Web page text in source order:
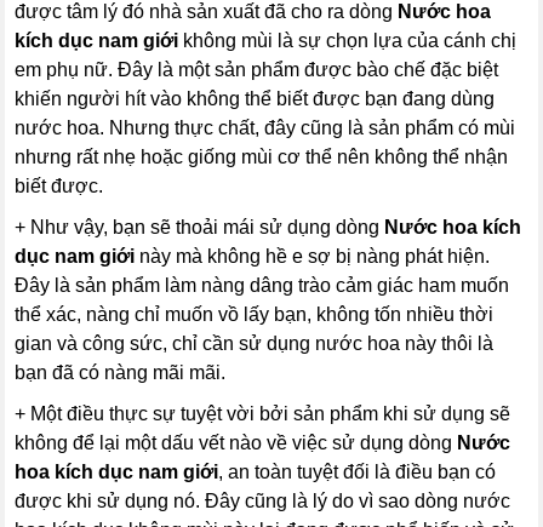
được tâm lý đó nhà sản xuất đã cho ra dòng Nước hoa
kích dục nam giới không mùi là sự chọn lựa của cánh chị
em phụ nữ. Đây là một sản phẩm được bào chế đặc biệt
khiến người hít vào không thể biết được bạn đang dùng
nước hoa. Nhưng thực chất, đây cũng là sản phẩm có mùi
nhưng rất nhẹ hoặc giống mùi cơ thể nên không thể nhận
biết được.
+ Như vậy, bạn sẽ thoải mái sử dụng dòng Nước hoa kích
dục nam giới này mà không hề e sợ bị nàng phát hiện.
Đây là sản phẩm làm nàng dâng trào cảm giác ham muốn
thể xác, nàng chỉ muốn vồ lấy bạn, không tốn nhiều thời
gian và công sức, chỉ cần sử dụng nước hoa này thôi là
bạn đã có nàng mãi mãi.
+ Một điều thực sự tuyệt vời bởi sản phẩm khi sử dụng sẽ
không để lại một dấu vết nào về việc sử dụng dòng Nước
hoa kích dục nam giới, an toàn tuyệt đối là điều bạn có
được khi sử dụng nó. Đây cũng là lý do vì sao dòng nước